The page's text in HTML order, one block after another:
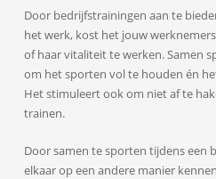
Door bedrijfstrainingen aan te
het werk, kost het jouw
of haar vitaliteit te werken. Samen
om het sporten vol te houden én
Het stimuleert ook om niet af te
trainen.
Door samen te sporten tijdens een
elkaar op een andere manier